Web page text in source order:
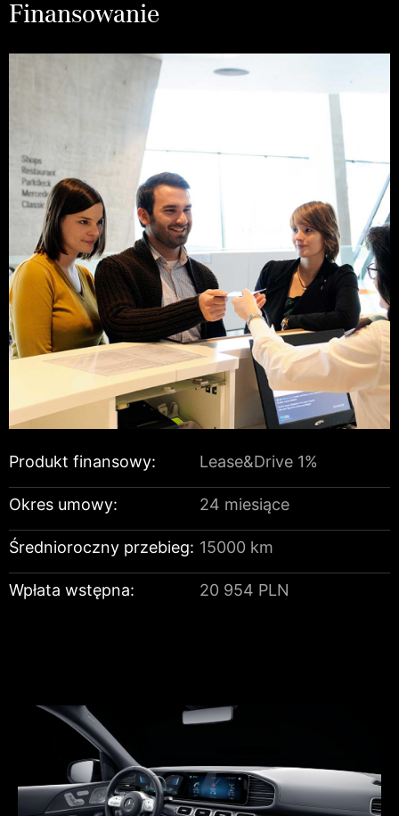
Produkt finansowy: Lease&Drive 1%
Okres umowy: 24 miesiące
Średnioroczny przebieg: 15000 km
Wpłata wstępna: 20 954 PLN
Finansowanie